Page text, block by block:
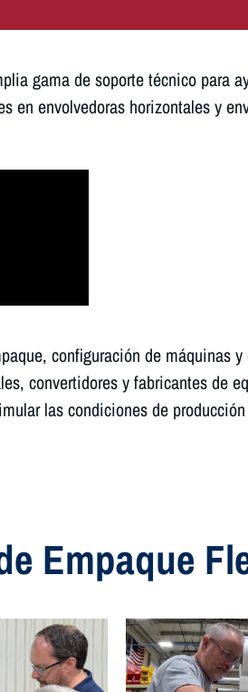
gama de soporte técnico para
en envolvedoras horizontales y
configuración de máquinas
convertidores y fabricantes de
las condiciones de
Empaque